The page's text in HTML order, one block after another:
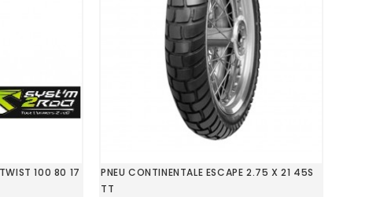
100 80 17
PNEU CONTINENTALE ESCAPE 2.75 X 21 45S
TT